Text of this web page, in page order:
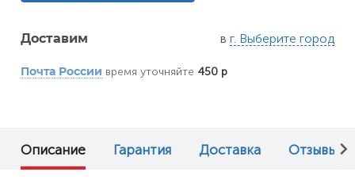
Доставим в г. Выберите город
Почта России время уточняйте 450 р
Описание Гарантия Доставка Отзывы (0)